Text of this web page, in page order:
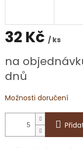
32 Kč / ks
cena:
na
dnů
Možnosti doručení